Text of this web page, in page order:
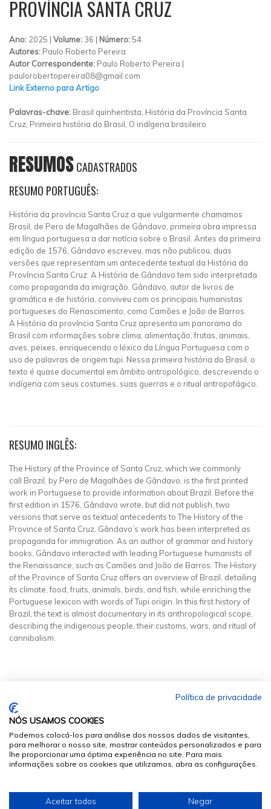
PROVÍNCIA SANTA CRUZ
Ano: 2025 | Volume: 36 | Número:54
Autores: Paulo Roberto Pereira
Autor Correspondente: Paulo Roberto Pereira |
paulorobertopereira08@gmail.com
Link Externo para Artigo
Palavras-chave: Brasil quinhentista, História da Província Santa
Cruz, Primeira história do Brasil, O indígena brasileiro
RESUMOSCADASTRADOS
RESUMO PORTUGUÊS:
História da província Santa Cruz a que vulgarmente chamamos
Brasil, de Pero de Magalhães de Gândavo, primeira obra impressa
em língua portuguesa a dar notícia sobre o Brasil. Antes da primeira
edição de 1576, Gândavo escreveu, mas não publicou, duas
versões que representam um antecedente textual da História da
Província Santa Cruz. A História de Gândavo tem sido interpretada
como propaganda da imigração. Gândavo, autor de livros de
gramática e de história, conviveu com os principais humanistas
portugueses do Renascimento, como Camões e João de Barros.
A História da província Santa Cruz apresenta um panorama do
Brasil com informações sobre clima, alimentação, frutas, animais,
aves, peixes, enriquecendo o léxico da Língua Portuguesa com o
uso de palavras de origem tupi. Nessa primeira história do Brasil, o
texto é quase documental em âmbito antropológico, descrevendo o
indígena com seus costumes, suas guerras e o ritual antropofágico.
RESUMO INGLÊS:
The History of the Province of Santa Cruz, which we commonly
call Brazil, by Pero de Magalhães de Gândavo, is the first printed
work in Portuguese to provide information about Brazil. Before the
first edition in 1576, Gândavo wrote, but did not publish, two
versions that serve as textual antecedents to The History of the
Province of Santa Cruz. Gândavo’s work has been interpreted as
propaganda for immigration. As an author of grammar and history
books, Gândavo interacted with leading Portuguese humanists of
the Renaissance, such as Camões and João de Barros. The History
of the Province of Santa Cruz offers an overview of Brazil, detailing
its climate, food, fruits, animals, birds, and fish, while enriching the
Portuguese lexicon with words of Tupi origin. In this first history of
Brazil, the text is almost documentary in its anthropological scope,
describing the indigenous people, their customs, wars, and ritual of
cannibalism.
© 2026 Sumários.org
. Todos os Direitos Reservados
Política de privacidade
NÓS USAMOS COOKIES
Podemos colocá-los para análise dos nossos dados de visitantes,
para melhorar o nosso site, mostrar conteúdos personalizados e para
lhe proporcionar uma óptima experiência no site. Para mais
informações sobre os cookies que utilizamos, abra as configurações.
Aceitar todos Negar